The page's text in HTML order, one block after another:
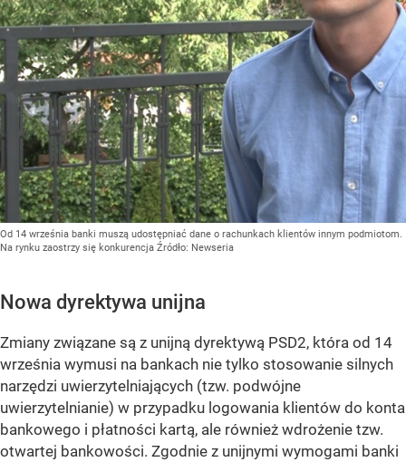
Od 14 września banki muszą udostępniać dane o rachunkach klientów innym podmiotom.
Na rynku zaostrzy się konkurencja Źródło: Newseria
Nowa dyrektywa unijna
Zmiany związane są z unijną dyrektywą PSD2, która od 14
września wymusi na bankach nie tylko stosowanie silnych
narzędzi uwierzytelniających (tzw. podwójne
uwierzytelnianie) w przypadku logowania klientów do konta
bankowego i płatności kartą, ale również wdrożenie tzw.
otwartej bankowości. Zgodnie z unijnymi wymogami banki